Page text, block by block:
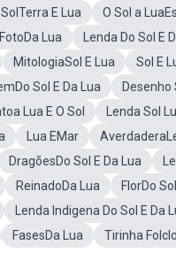
E Lua O Sol a
FotoDa Lua Lenda Do Sol E
MitologiaSol E Lua Sol E
Sol E Da Lua Desenho
Lua E O Sol Lenda Sol
Lua EMar
DragõesDo Sol E Da Lua
ReinadoDa Lua FlorDo
Lenda Indigena Do Sol E Da
FasesDa Lua Tirinha